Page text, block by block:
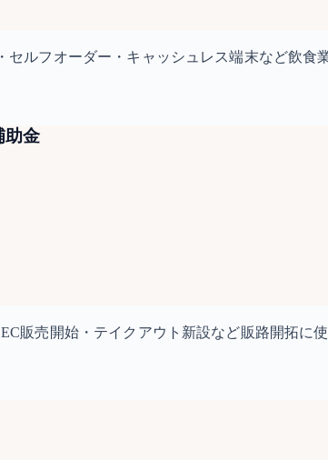
セルフオーダー・キャッシュレス端末など飲
助金
販売開始・テイクアウト新設など販路開拓に